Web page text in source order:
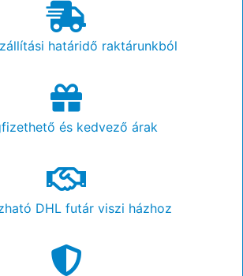
határidő raktárunkból
és kedvező árak
DHL futár viszi házhoz